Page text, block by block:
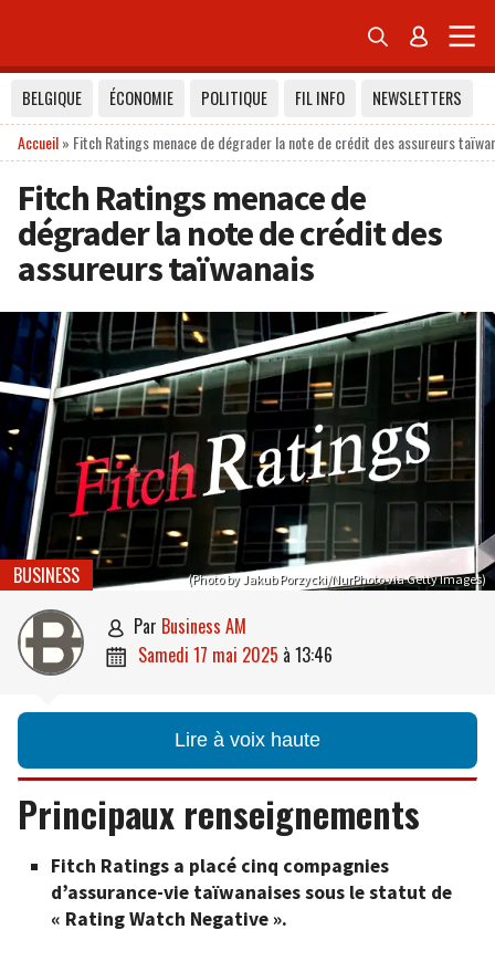
 
BELGIQUE ÉCONOMIE POLITIQUE FIL INFO
NEWSLETTERS
Accueil» Fitch Ratings menace de dégrader la note de crédit des assureurs
Fitch Ratings menace de
dégrader la note de crédit des
assureurs taïwanais
(Photo by Jakub Porzycki/NurPhoto via Getty Images)
BUSINESS
 par Business AM
 samedi 17 mai 2025 à 13:46
Lire à voix haute
Principaux renseignements
Fitch Ratings a placé cinq compagnies
d’assurance-vie taïwanaises sous le statut de
« Rating Watch Negative ».